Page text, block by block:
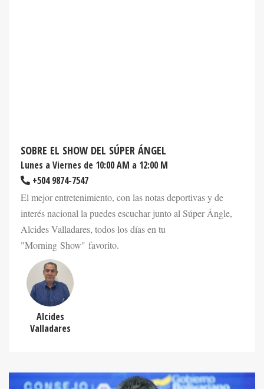
SOBRE EL SHOW DEL SÚPER ÁNGEL
Lunes a Viernes de 10:00 AM a 12:00 M
+504 9874-7547
El mejor entretenimiento, con las notas deportivas y de
interés nacional la puedes escuchar junto al Súper Ángle,
Alcides Valladares, todos los días en tu
"Morning Show" favorito.
Alcides
Valladares